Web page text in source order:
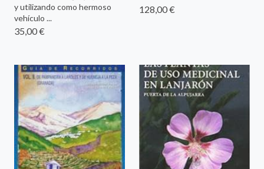
y utilizando como hermoso
vehículo ...
35,00 €
128,00 €